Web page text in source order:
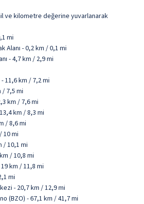
ve kilometre değerine yuvarlanarak
mi
Alanı - 0,2 km / 0,1 mi
- 4,7 km / 2,9 mi
11,6 km / 7,2 mi
/ 7,5 mi
km / 7,6 mi
km / 8,3 mi
/ 8,6 mi
10 mi
/ 10,1 mi
/ 10,8 mi
km / 11,8 mi
mi
- 20,7 km / 12,9 mi
(BZO) - 67,1 km / 41,7 mi